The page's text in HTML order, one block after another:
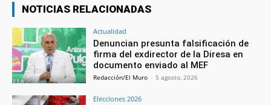
NOTICIAS RELACIONADAS
Actualidad
Denuncian presunta falsificación de
firma del exdirector de la Diresa en
documento enviado al MEF
Redacción/El Muro - 5 agosto, 2026
Elecciones 2026